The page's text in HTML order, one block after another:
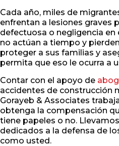
Cada año, miles de
enfrentan a lesiones graves
defectuosa o negligencia en
no actúan a tiempo y
proteger a sus familias y
permita que eso le ocurra a
Contar con el apoyo de
accidentes de construcción
Gorayeb & Associates
obtenga la compensación
tiene papeles o no.
dedicados a la defensa de
como usted.